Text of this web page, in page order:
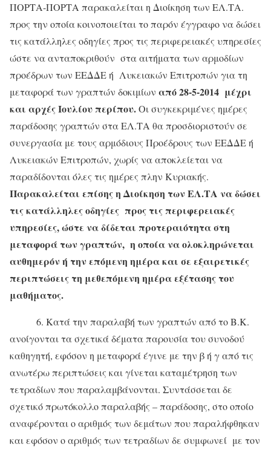
ΠΟΡΤΑ-ΠΟΡΤΑ παρακαλείται η Διοίκηση των ΕΛ.ΤΑ.
προς την οποία κοινοποιείται το παρόν έγγραφο να δώσει
τις κατάλληλες οδηγίες προς τις περιφερειακές υπηρεσίες
ώστε να ανταποκριθούν στα αιτήματα των αρμοδίων
προέδρων των ΕΕΔΔΕ ή Λυκειακών Επιτροπών για τη
μεταφορά των γραπτών δοκιμίων από 28-5-2014 μέχρι
και αρχές Ιουλίου περίπου.Οι συγκεκριμένες ημέρες
παράδοσης γραπτών στα ΕΛ.ΤΑ θα προσδιοριστούν σε
συνεργασία με τους αρμόδιους Προέδρους των ΕΕΔΔΕ ή
Λυκειακών Επιτροπών, χωρίς να αποκλείεται να
παραδίδονται όλες τις ημέρες πλην Κυριακής.
Παρακαλείται επίσης η Διοίκηση των ΕΛ.ΤΑ να δώσει
τις κατάλληλες οδηγίες προς τις περιφερειακές
υπηρεσίες, ώστε να δίδεται προτεραιότητα στη
μεταφορά των γραπτών, η οποία να ολοκληρώνεται
αυθημερόν ή την επόμενη ημέρα και σε εξαιρετικές
περιπτώσεις τη μεθεπόμενη ημέρα εξέτασης του
μαθήματος.
6. Κατά την παραλαβή των γραπτών από το Β.Κ.
ανοίγονται τα σχετικά δέματα παρουσία του συνοδού
καθηγητή, εφόσον η μεταφορά έγινε με την β ή γ από τις
ανωτέρω περιπτώσεις και γίνεται καταμέτρηση των
τετραδίων που παραλαμβάνονται. Συντάσσεται δε
σχετικό πρωτόκολλο παραλαβής – παράδοσης, στο οποίο
αναφέρονται ο αριθμός των δεμάτων που παραλήφθηκαν
και εφόσον ο αριθμός των τετραδίων δε συμφωνεί με τον